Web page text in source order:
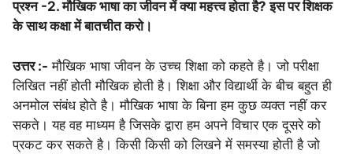
प्रश्न -2. मौखिक भाषा का जीवन में क्या महत्त्व होता है? इस पर शिक्षक
के साथ कक्षा में बातचीत करो।
उत्तर :- मौखिक भाषा जीवन के उच्च शिक्षा को कहते है। जो परीक्षा
लिखित नहीं होती मौखिक होती है। शिक्षा और विद्यार्थी के बीच बहुत ही
अनमोल संबंध होते है। मौखिक भाषा के बिना हम कुछ व्यक्त नहीं कर
सकते। यह वह माध्यम है जिसके द्वारा हम अपने विचार एक दूसरे को
प्रकट कर सकते है। किसी किसी को लिखने में समस्या होती है जो